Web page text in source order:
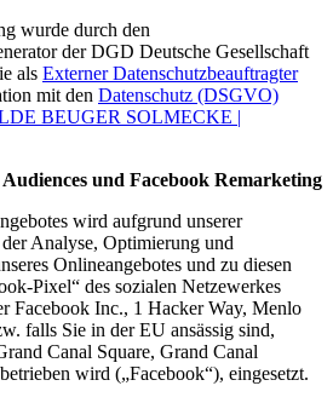
wurde durch den
der DGD Deutsche Gesellschaft
als Externer Datenschutzbeauftragter
mit den Datenschutz (DSGVO)
BEUGER SOLMECKE |
und Facebook Remarketing
wird aufgrund unserer
Analyse, Optimierung und
Onlineangebotes und zu diesen
Pixel“ des sozialen Netzewerkes
Facebook Inc., 1 Hacker Way, Menlo
falls Sie in der EU ansässig sind,
Canal Square, Grand Canal
wird („Facebook“), eingesetzt.